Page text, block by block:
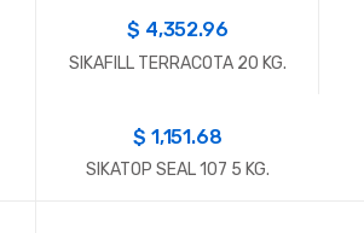
$ 4,352.96
SIKAFILL TERRACOTA 20 KG.
$ 1,151.68
SIKATOP SEAL 107 5 KG.